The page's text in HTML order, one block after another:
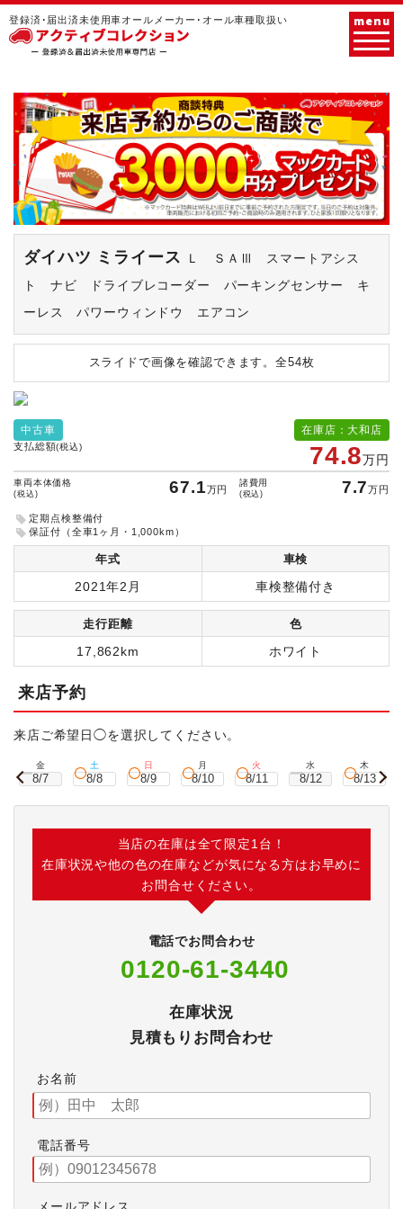
登録済･届出済未使用車オールメーカー･オール車種取扱い menu
ダイハツ ミライース
Ｌ ＳＡⅢ スマートアシス
ト ナビ ドライブレコーダー パーキングセンサー キ
ーレス パワーウィンドウ エアコン
スライドで画像を確認できます。全54枚
在庫店：大和店
中古車
支払総額(税込) 74.8万円
車両本体価格
(税込) 67.1万円
諸費用
(税込) 7.7万円
定期点検整備付
保証付（全車1ヶ月・1,000km）
年式 車検
2021年2月 車検整備付き
走行距離 色
17,862km ホワイト
来店予約
来店ご希望日◯を選択してください。
金
8/7
土
8/8
日
8/9
月
8/10
火
8/11
水
8/12
木
8/13
当店の在庫は全て限定1台！
在庫状況や他の色の在庫などが気になる方はお早めに
お問合せください。
電話でお問合わせ
0120-61-3440
在庫状況
見積もりお問合わせ
お名前
電話番号
メールアドレス